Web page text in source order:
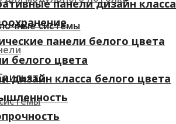
системы
панели дизайн класса
панели белого цвета
белого цвета
дизайн класса белого цвета